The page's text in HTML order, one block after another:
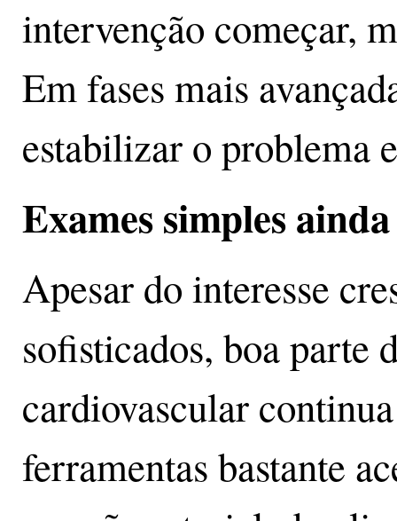
intervenção começar,
Em fases mais
estabilizar o problema
Exames simples
Apesar do interesse
sofisticados, boa parte
cardiovascular
ferramentas bastante